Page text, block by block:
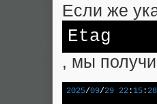
Если же
Etag
, мы
2025/09/29 22: 15:28